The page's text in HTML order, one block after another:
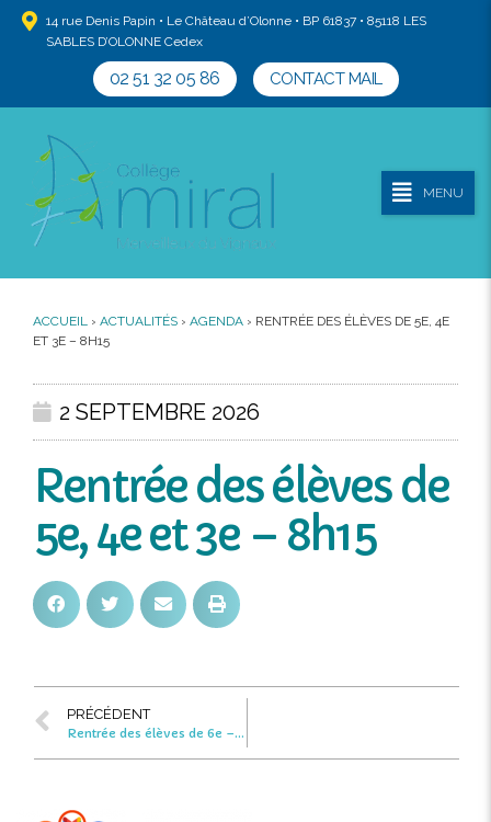
14 rue Denis Papin • Le Château d’Olonne • BP 61837 • 85118 LES
SABLES D’OLONNE Cedex
02 51 32 05 86 CONTACT MAIL
MENU
ACCUEIL › ACTUALITÉS › AGENDA › RENTRÉE DES ÉLÈVES DE 5E, 4E
ET 3E – 8H15
2 SEPTEMBRE 2026
Rentrée des élèves de
5e, 4e et 3e – 8h15
PRÉCÉDENT
Rentrée des élèves de 6e – 9h15